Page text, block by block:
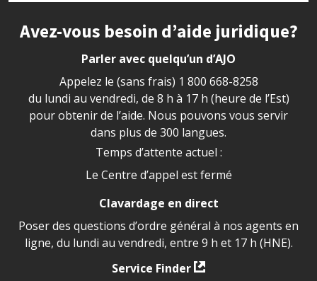
Site footer
Avez-vous besoin d’aide juridique?
Parler avec quelqu’un d’AJO
Appelez le (sans frais) 1 800 668-8258
du lundi au vendredi, de 8 h à 17 h (heure de l’Est)
pour obtenir de l’aide. Nous pouvons vous servir
dans plus de 300 langues.
Temps d’attente actuel :
Le Centre d’appel est fermé
Clavardage en direct
Poser des questions d’ordre général à nos agents en
ligne, du lundi au vendredi, entre 9 h et 17 h (HNE).
Service Finder